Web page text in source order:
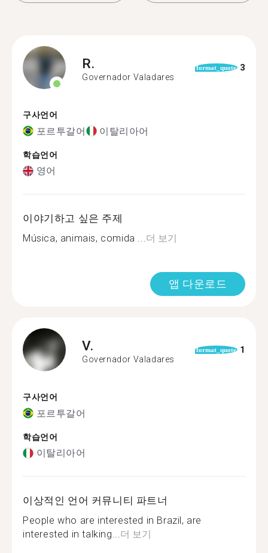
R.
Governador Valadares
format_quote 3
구사언어
포르투갈어 이탈리아어
학습언어
영어
이야기하고 싶은 주제
Música, animais, comida ...더 보기
앱 다운로드
V.
Governador Valadares
format_quote 1
구사언어
포르투갈어
학습언어
이탈리아어
이상적인 언어 커뮤니티 파트너
People who are interested in Brazil, are
interested in talking...더 보기